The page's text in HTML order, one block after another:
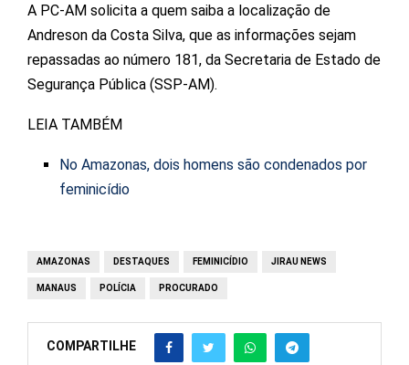
A PC-AM solicita a quem saiba a localização de
Andreson da Costa Silva, que as informações sejam
repassadas ao número 181, da Secretaria de Estado de
Segurança Pública (SSP-AM).
LEIA TAMBÉM
No Amazonas, dois homens são condenados por
feminicídio
AMAZONAS DESTAQUES FEMINICÍDIO JIRAU NEWS
MANAUS POLÍCIA PROCURADO
COMPARTILHE